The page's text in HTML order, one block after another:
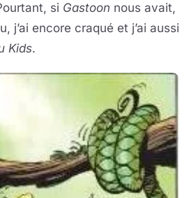
si Gastoon nous avait,
j’ai encore craqué et j’ai aussi
Kids.